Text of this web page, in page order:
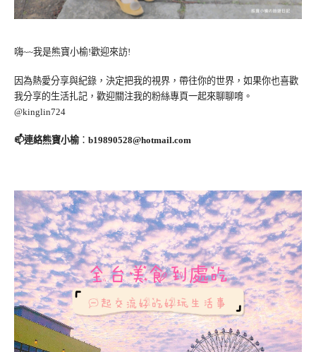
嗨~~我是熊寶小榆!歡迎來訪!
因為熱愛分享與紀錄，決定把我的視界，帶往你的世界，如果你也喜歡
我分享的生活扎記，歡迎關注我的粉絲專頁一起來聊聊唷。
@kinglin724
📫連絡熊寶小榆： b19890528@hotmail.com